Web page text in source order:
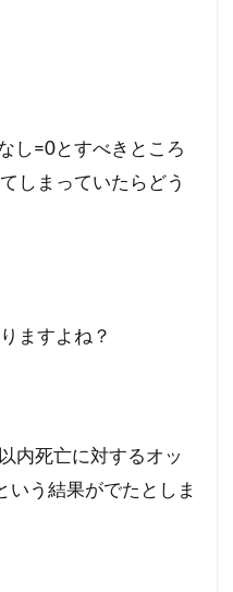
し=0とすべきところ
しまっていたらどう
ますよね？
内死亡に対するオッ
いう結果がでたとしま